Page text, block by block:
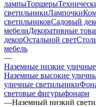
лампыТоршеры
светильникиЛампочки
светильниковСадовый
мебелиДекоративные
декорОстальной свет
мебель
—
Наземные низкие
Наземные высокие
уличные светильники
световые фигурыфонари
—Наземный низкий